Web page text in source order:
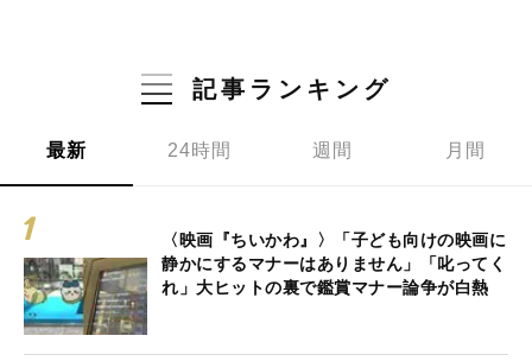
記事ランキング
最新 24時間 週間 月間
〈映画『ちいかわ』〉「子ども向けの映画に
静かにするマナーはありません」「叱ってく
れ」大ヒットの裏で鑑賞マナー論争が白熱